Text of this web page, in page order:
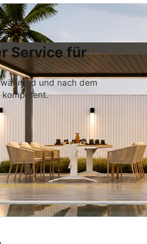
Service für
und nach dem
kompetent.
aufnehmen